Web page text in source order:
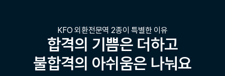
KFO 외환전문역 2종이 특별한 이유
합격의 기쁨은 더하고
불합격의 아쉬움은 나눠요